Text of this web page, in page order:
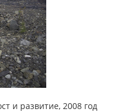
и развитие, 2008 год